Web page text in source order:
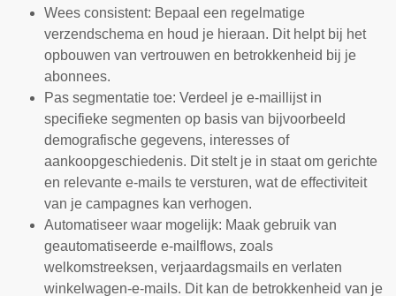
Wees consistent: Bepaal een regelmatige
verzendschema en houd je hieraan. Dit helpt bij het
opbouwen van vertrouwen en betrokkenheid bij je
abonnees.
Pas segmentatie toe: Verdeel je e-maillijst in
specifieke segmenten op basis van bijvoorbeeld
demografische gegevens, interesses of
aankoopgeschiedenis. Dit stelt je in staat om gerichte
en relevante e-mails te versturen, wat de effectiviteit
van je campagnes kan verhogen.
Automatiseer waar mogelijk: Maak gebruik van
geautomatiseerde e-mailflows, zoals
welkomstreeksen, verjaardagsmails en verlaten
winkelwagen-e-mails. Dit kan de betrokkenheid van je